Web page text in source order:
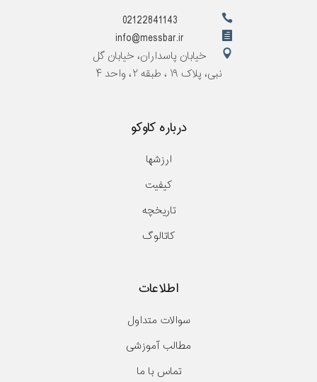
02122841143
info@messbar.ir
خیابان پاسداران، خیابان گل
نبی، پلاک ۱۹ ، طبقه ۲، واحد ۴
درباره کاوکو
ارزشها
کیفیت
تاریخچه
کاتالوگ
اطلاعات
سوالات متداول
مطالب آموزشی
تماس با ما